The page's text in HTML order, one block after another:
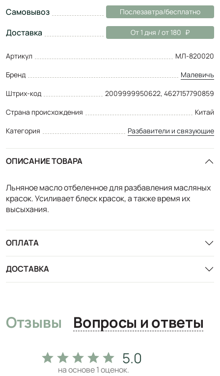
Самовывоз Послезавтра/бесплатно
Доставка От 1 дня / от 180
Артикул
МЛ-820020
Бренд
Малевичъ
Штрих-код
2009999950622, 4627157790859
Страна происхождения
Китай
Категория
Разбавители и связующие
ОПИСАНИЕ ТОВАРА
Льняное масло отбеленное для разбавления масляных
красок. Усиливает блеск красок, а также время их
высыхания.
ОПЛАТА
ДОСТАВКА
Отзывы Вопросы и ответы
5.0
на основе1оценок.